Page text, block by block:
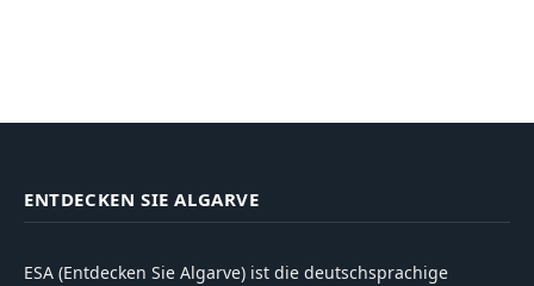
ENTDECKEN SIE ALGARVE
ESA (Entdecken Sie Algarve) ist die deutschsprachige